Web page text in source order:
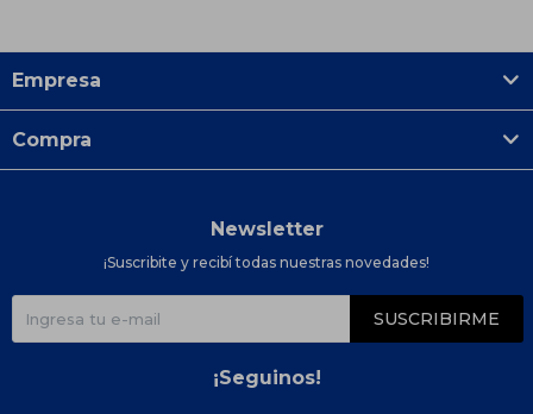
Empresa
Compra
Newsletter
¡Suscribite y recibí todas nuestras novedades!
SUSCRIBIRME
¡Seguinos!